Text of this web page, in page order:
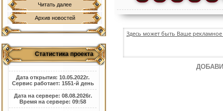
Читать далее
Архив новостей
Статистика проекта
Дата открытия: 10.05.2022г.
Сервис работает: 1551-й день
Дата на сервере: 08.08.2026г.
Время на сервере: 09:58
Здесь может быть Ваше